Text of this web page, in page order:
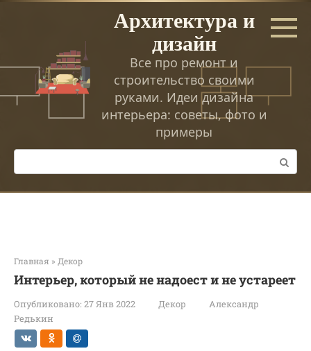
Перейти
Архитектура и
дизайн
Все про ремонт и
строительство своими
руками. Идеи дизайна
интерьера: советы, фото и
примеры
Поиск:
Главная » Декор
Интерьер, который не надоест и не устареет
Опубликовано: 27 Янв 2022 Декор
Александр
Редькин